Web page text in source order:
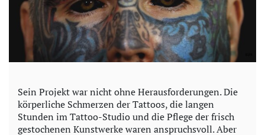
Sein Projekt war nicht ohne Herausforderungen. Die
körperliche Schmerzen der Tattoos, die langen
Stunden im Tattoo-Studio und die Pflege der frisch
gestochenen Kunstwerke waren anspruchsvoll. Aber